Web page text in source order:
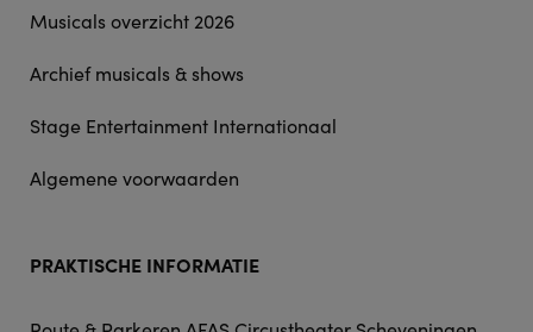
Musicals overzicht 2026
Archief musicals & shows
Stage Entertainment Internationaal
Algemene voorwaarden
PRAKTISCHE INFORMATIE